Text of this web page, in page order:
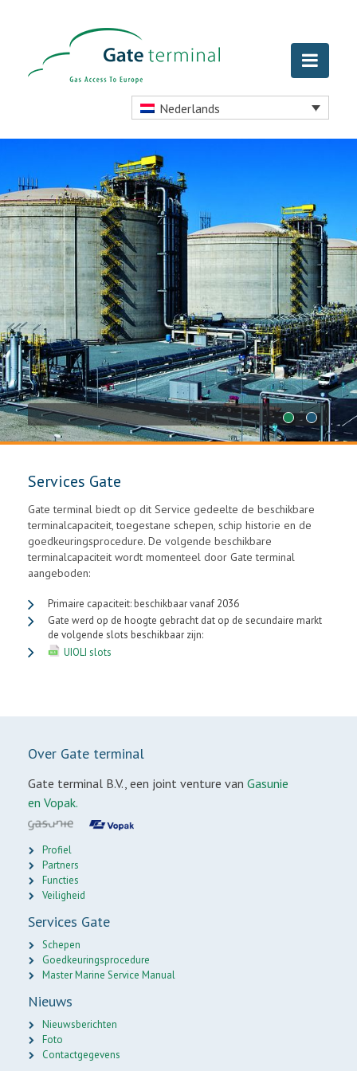
Nederlands
1 2
Services Gate
Gate terminal biedt op dit Service gedeelte de beschikbare
terminalcapaciteit, toegestane schepen, schip historie en de
goedkeuringsprocedure. De volgende beschikbare
terminalcapaciteit wordt momenteel door Gate terminal
aangeboden:
Primaire capaciteit: beschikbaar vanaf 2036
Gate werd op de hoogte gebracht dat op de secundaire markt
de volgende slots beschikbaar zijn:
UIOLI slots
Over Gate terminal
Gate terminal B.V., een joint venture van Gasunie
en Vopak.
Profiel
Partners
Functies
Veiligheid
Services Gate
Schepen
Goedkeuringsprocedure
Master Marine Service Manual
Nieuws
Nieuwsberichten
Foto
Contactgegevens